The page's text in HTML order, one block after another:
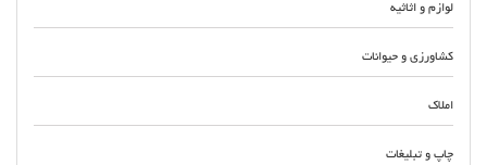
لوازم و اثاثیه
کشاورزی و حیوانات
املاک
چاپ و تبلیغات